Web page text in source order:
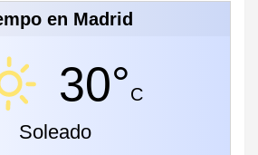
en Madrid
30°C
Soleado